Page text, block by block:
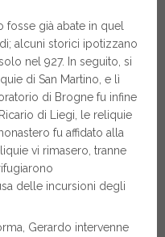
fosse già abate in quel
alcuni storici ipotizzano
nel 927. In seguito, si
di San Martino, e lì
di Brogne fu infine
di Liegi, le reliquie
fu affidato alla
vi rimasero, tranne
delle incursioni degli
Gerardo intervenne